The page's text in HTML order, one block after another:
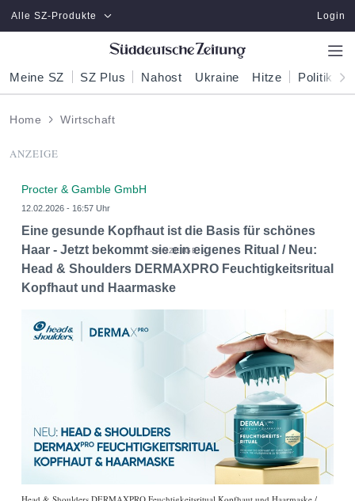
Zum Hauptinhalt springen
Alle SZ-Produkte Login
Meine SZ SZ Plus Nahost Ukraine Hitze Politik
Home Wirtschaft
ANZEIGE
Procter & Gamble GmbH
12.02.2026 - 16:57 Uhr
Eine gesunde Kopfhaut ist die Basis für schönes
Haar - Jetzt bekommt sie ein eigenes Ritual / Neu:
Head & Shoulders DERMAXPRO Feuchtigkeitsritual
Kopfhaut und Haarmaske